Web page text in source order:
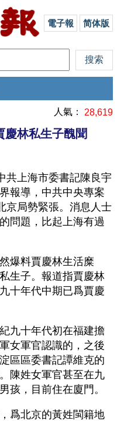
電子報 简体版
人氣： 28,619
慶林私生子醜聞
共上海市委書記陳良宇
報導，中共中央專案
京局勢緊張。消息人士
問題，比起上海有過
爆料賈慶林生活糜
生子。報道指賈慶林
十年代中期已爲賈慶
九十年代初在福建擔
女軍官認識的，之後
區區委書記譚維克的
陳姓女軍官甚至在九
孩，目前住在廈門。
爲北京的黃姓閩籍地